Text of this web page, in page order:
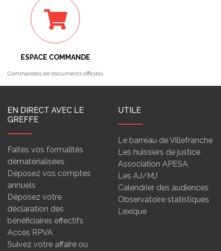
ESPACE COMMANDE
Commandes de documents officiels
EN DIRECT AVEC LE
GREFFE
Faites vos formalités
dématérialisées
Déposez vos comptes
annuels
Déposez votre
déclaration des
bénéficiaires effectifs
Accès RPVA
Suivez votre affaire ou
UTILE
Le barreau de Villefranche
Les huissiers de justice
Association APESA
Les AJ/MJ
Calendrier des audiences
Observatoire statistiques
Lexique